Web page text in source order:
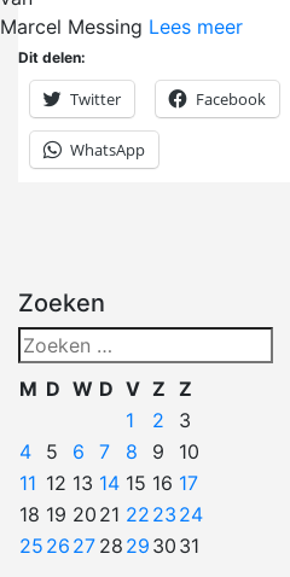
Marcel Messing Lees meer
Dit delen:
Twitter Facebook
WhatsApp
Zoeken
Zoeken
naar:
M D W D V Z Z
1
2
3
4
5 6 7 8 9
10
11 12 13 14 15 16 17
18 19 20 21 22 23 24
25 26 27 28 29 30 31